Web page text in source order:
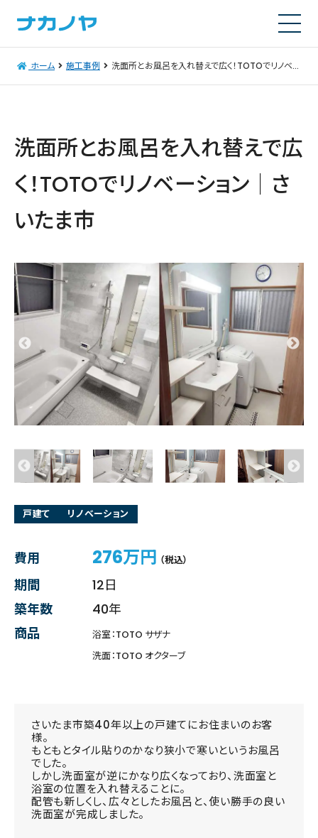
ホーム 施工事例 洗面所とお風呂を入れ替えで広く！TOTOでリノベーション│さいたま市
洗面所とお風呂を入れ替えで広
く！TOTOでリノベーション│さ
いたま市
戸建て リノベーション
費用 276万円 （税込）
期間
12日
築年数
40年
商品
浴室：TOTO サザナ
洗面：TOTO オクターブ
さいたま市築40年以上の戸建てにお住まいのお客
様。
もともとタイル貼りのかなり狭小で寒いというお風呂
でした。
しかし洗面室が逆にかなり広くなっており、洗面室と
浴室の位置を入れ替えることに。
配管も新しくし、広々としたお風呂と、使い勝手の良い
洗面室が完成しました。